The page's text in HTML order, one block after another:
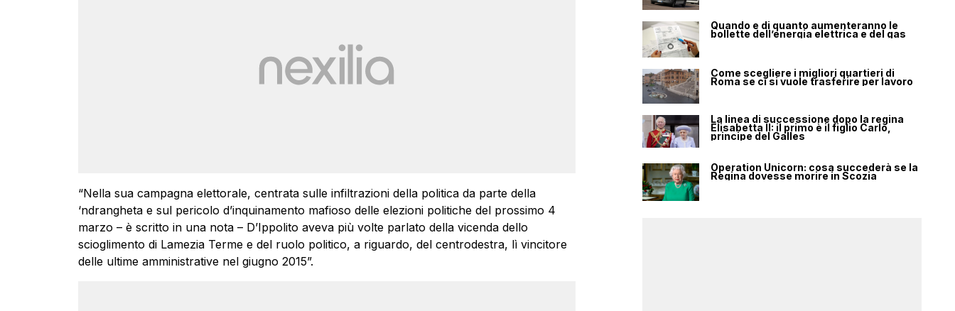
“Nella sua campagna elettorale, centrata sulle infiltrazioni della politica da parte della
‘ndrangheta e sul pericolo d’inquinamento mafioso delle elezioni politiche del prossimo 4
marzo – è scritto in una nota – D’Ippolito aveva più volte parlato della vicenda dello
scioglimento di Lamezia Terme e del ruolo politico, a riguardo, del centrodestra, lì vincitore
delle ultime amministrative nel giugno 2015”.
Quando e di quanto aumenteranno le
bollette dell’energia elettrica e del gas
Come scegliere i migliori quartieri di
Roma se ci si vuole trasferire per lavoro
La linea di successione dopo la regina
Elisabetta II: il primo è il figlio Carlo,
principe del Galles
Operation Unicorn: cosa succederà se la
Regina dovesse morire in Scozia